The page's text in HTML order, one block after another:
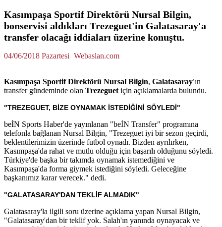
Kasımpaşa Sportif Direktörü Nursal Bilgin,
bonservisi aldıkları Trezeguet'in Galatasaray'a
transfer olacağı iddiaları üzerine konuştu.
04/06/2018 Pazartesi Webaslan.com
Kasımpaşa Sportif Direktörü Nursal Bilgin, Galatasaray'ın
transfer gündeminde olan Trezeguet için açıklamalarda bulundu.
"TREZEGUET, BİZE OYNAMAK İSTEDİĞİNİ SÖYLEDİ"
beİN Sports Haber'de yayınlanan "beİN Transfer" programına
telefonla bağlanan Nursal Bilgin, "Trezeguet iyi bir sezon geçirdi,
beklentilerimizin üzerinde futbol oynadı. Bizden ayrılırken,
Kasımpaşa'da rahat ve mutlu olduğu için başarılı olduğunu söyledi.
Türkiye'de başka bir takımda oynamak istemediğini ve
Kasımpaşa'da forma giymek istediğini söyledi. Geleceğine
başkanımız karar verecek." dedi.
"GALATASARAY'DAN TEKLİF ALMADIK"
Galatasaray'la ilgili soru üzerine açıklama yapan Nursal Bilgin,
"Galatasaray'dan bir teklif yok. Salah'ın yanında oynayacak ve